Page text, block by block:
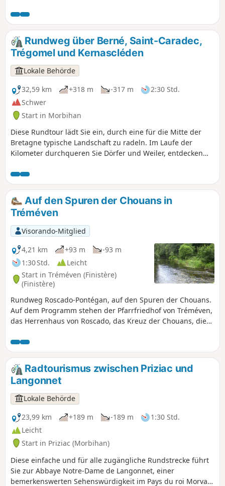
und nicht zu vergessen der Freiheitsstatue in Gourin führt.
Außerdem bietet sie Ihnen herrliche Ausblicke,
insbesondere entlang der D187 zwischen Le Saint und
Guiscriff.Rundweg über Berné, Saint-Caradec,
Trégomel und Kernascléden
Lokale Behörde
32,59 km
+318 m -317 m
2:30 Std.
Schwer
Start in Morbihan
Diese Rundtour lädt Sie ein, durch eine für die Mitte der
Bretagne typische Landschaft zu radeln. Im Laufe der
Kilometer durchqueren Sie Dörfer und Weiler, entdecken
Ausblicke auf die umliegende Landschaft mit einer
wunderschönen schattigen Straße entlang des Scorff-Tals.
Machen Sie mitten im Anstieg eine Pause im
mittelalterlichen Weiler Pont Callec, einem Muss im Pays du
Roi Morvan! Bei Ihrem Besuch in Kernascléden sollten Sie
unbedingt die berühmte Kirche Notre-Dame de
Kernascléden mit ihrer prächtigen gotischen Architektur
besichtigen, in der sich einer der beiden Totentänze der
Bretagne befindet. Gegenüber erfahren Sie im Maison de la
Chauve-Souris alles über die Welt dieser geheimnisvollen
Säugetiere. Diese von der Gemeinde Roi Morvan
Community konzipierte Rundtour verbindet Freizeit und
Entdeckung und eignet sich für E-Bikes oder Trekkingräder.
Eine ideale Route für Liebhaber von Radfahren, Natur,
Architektur und Geschichte.
Auf den Spuren der Chouans in
Tréméven
Visorando-Mitglied
4,21 km
+93 m
-93 m
1:30 Std.
Leicht
Start in Tréméven (Finistère)
(Finistère)
Rundweg Roscado-Pontégan, auf den Spuren der Chouans.
Auf dem Programm stehen der Pfarrfriedhof von Tréméven,
das Herrenhaus von Roscado, das Kreuz der Chouans, die
Felsen der Wilderer und eine alte Römerstraße.
Radtourismus zwischen Priziac und
Langonnet
Lokale Behörde
23,99 km
+189 m -189 m
1:30 Std.
Leicht
Start in Priziac (Morbihan)
Diese einfache und für alle zugängliche Rundstrecke führt
Sie zur Abbaye Notre-Dame de Langonnet, einer
bemerkenswerten Sehenswürdigkeit im Pays du roi Morvan,